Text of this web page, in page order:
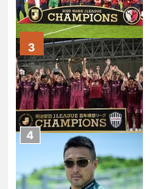
3
4